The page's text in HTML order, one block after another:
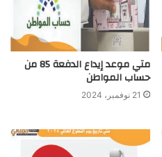
متي موعد إيداع الدفعة 85 من
حساب المواطن
21 نوفمبر، 2024